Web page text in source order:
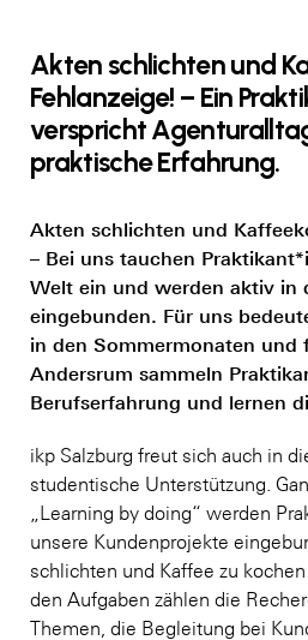
Akten schlichten und
Fehlanzeige! – Ein
verspricht
praktische Erfahrung.
Akten schlichten und
– Bei uns tauchen
Welt ein und werden aktiv in
eingebunden. Für uns
in den Sommermonaten und
Andersrum sammeln
Berufserfahrung und lernen
ikp Salzburg freut sich auch in
studentische Unterstützung.
„Learning by doing“ werden
unsere Kundenprojekte
schlichten und Kaffee zu
den Aufgaben zählen die
Themen, die Begleitung bei